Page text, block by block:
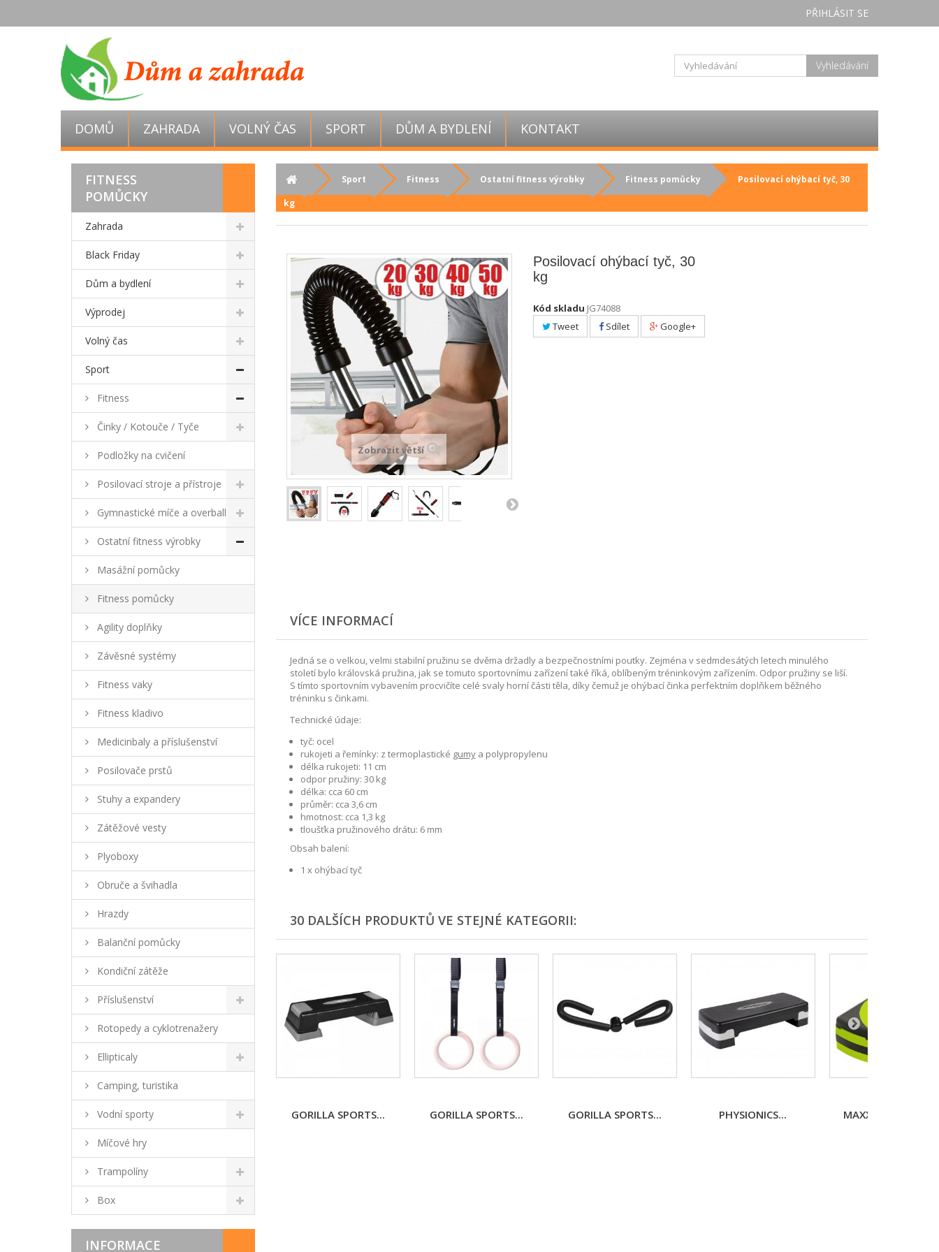
PŘIHLÁSIT SE
Vyhledávání
DOMŮ ZAHRADA VOLNÝ ČAS SPORT DŮM A BYDLENÍ KONTAKT
FITNESS
POMŮCKY
Zahrada
Black Friday
Dům a bydlení
Výprodej
Volný čas
Sport
Fitness
Činky / Kotouče / Tyče
Podložky na cvičení
Posilovací stroje a přístroje
Gymnastické míče a overball
Ostatní fitness výrobky
Masážní pomůcky
Fitness pomůcky
Agility doplňky
Závěsné systémy
Fitness vaky
Fitness kladivo
Medicinbaly a příslušenství
Posilovače prstů
Stuhy a expandery
Zátěžové vesty
Plyoboxy
Obruče a švihadla
Hrazdy
Balanční pomůcky
Kondiční zátěže
Příslušenství
Rotopedy a cyklotrenažery
Ellipticaly
Camping, turistika
Vodní sporty
Míčové hry
Trampolíny
Box
INFORMACE
Sport Fitness Ostatní fitness výrobky Fitness pomůcky
Posilovací ohýbací tyč, 30
kg
Zobrazit větší
Posilovací ohýbací tyč, 30
kg
Kód skladu JG74088
Tweet
Sdílet Google+
VÍCE INFORMACÍ
Jedná se o velkou, velmi stabilní pružinu se dvěma držadly a bezpečnostními poutky. Zejména v sedmdesátých letech minulého
století bylo královská pružina, jak se tomuto sportovnímu zařízení také říká, oblíbeným tréninkovým zařízením. Odpor pružiny se liší.
S tímto sportovním vybavením procvičíte celé svaly horní části těla, díky čemuž je ohýbací činka perfektním doplňkem běžného
tréninku s činkami.
Technické údaje:
tyč: ocel
rukojeti a řemínky: z termoplastické gumya polypropylenu
délka rukojeti: 11 cm
odpor pružiny: 30 kg
délka: cca 60 cm
průměr: cca 3,6 cm
hmotnost: cca 1,3 kg
tloušťka pružinového drátu: 6 mm
Obsah balení:
1 x ohýbací tyč
30 DALŠÍCH PRODUKTŮ VE STEJNÉ KATEGORII:
GORILLA SPORTS... GORILLA SPORTS... GORILLA SPORTS... PHYSIONICS... MAXXIVA FITNESS...